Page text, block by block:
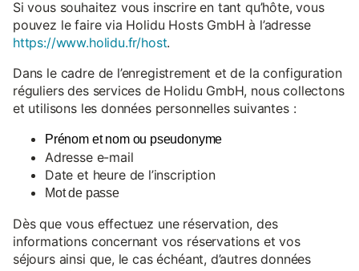
Si vous souhaitez vous inscrire en tant qu’hôte, vous
pouvez le faire via Holidu Hosts GmbH à l’adresse
https://www.holidu.fr/host.
Dans le cadre de l’enregistrement et de la configuration
réguliers des services de Holidu GmbH, nous collectons
et utilisons les données personnelles suivantes :
Prénom et nom ou pseudonyme
Adresse e-mail
Date et heure de l’inscription
Mot de passe
Dès que vous effectuez une réservation, des
informations concernant vos réservations et vos
séjours ainsi que, le cas échéant, d’autres données